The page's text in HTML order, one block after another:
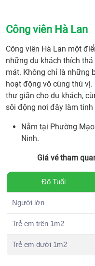
Công viên Hà Lan
Công viên Hà Lan một
những du khách thích
mát. Không chỉ là những
hoạt động vô cùng thú
thư giãn cho du khách,
sôi động nơi đây làm
Nằm tại Phường
Ninh.
Giá vé tham
Độ Tuổi
Người lớn
Trẻ em trên 1m2
Trẻ em dưới 1m2